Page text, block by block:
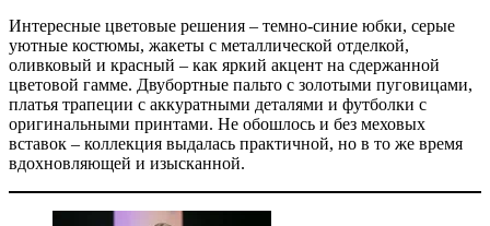
Интересные цветовые решения – темно-синие юбки, серые
уютные костюмы, жакеты с металлической отделкой,
оливковый и красный – как яркий акцент на сдержанной
цветовой гамме. Двубортные пальто с золотыми пуговицами,
платья трапеции с аккуратными деталями и футболки с
оригинальными принтами. Не обошлось и без меховых
вставок – коллекция выдалась практичной, но в то же время
вдохновляющей и изысканной.